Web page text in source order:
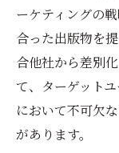
ーケティングの
合った出版物を
合他社から差別
て、ターゲット
において不可欠
があります。